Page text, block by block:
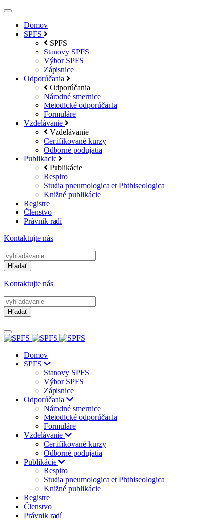
Domov
SPFS
SPFS
Stanovy SPFS
Výbor SPFS
Zápisnice
Odporúčania
Odporúčania
Národné smernice
Metodické odporúčania
Formuláre
Vzdelávanie
Vzdelávanie
Certifikované kurzy
Odborné podujatia
Publikácie
Publikácie
Respiro
Studia pneumologica et Phthiseologica
Knižné publikácie
Registre
Členstvo
Právnik radí
Kontaktujte nás
Hľadať
Kontaktujte nás
Hľadať
Domov
SPFS
Stanovy SPFS
Výbor SPFS
Zápisnice
Odporúčania
Národné smernice
Metodické odporúčania
Formuláre
Vzdelávanie
Certifikované kurzy
Odborné podujatia
Publikácie
Respiro
Studia pneumologica et Phthiseologica
Knižné publikácie
Registre
Členstvo
Právnik radí